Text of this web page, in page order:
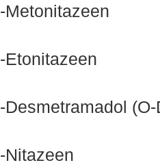
-Metonitazeen
-Etonitazeen
-Desmetramadol
-Nitazeen